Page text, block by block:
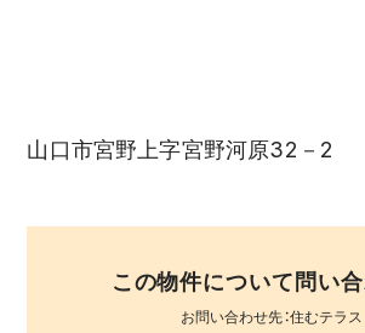
山口市宮野上字宮野河原32－2
この物件について問い
お問い合わせ先：住むテラス